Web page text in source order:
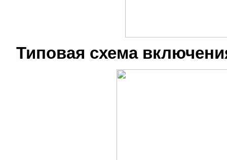
Типовая схема